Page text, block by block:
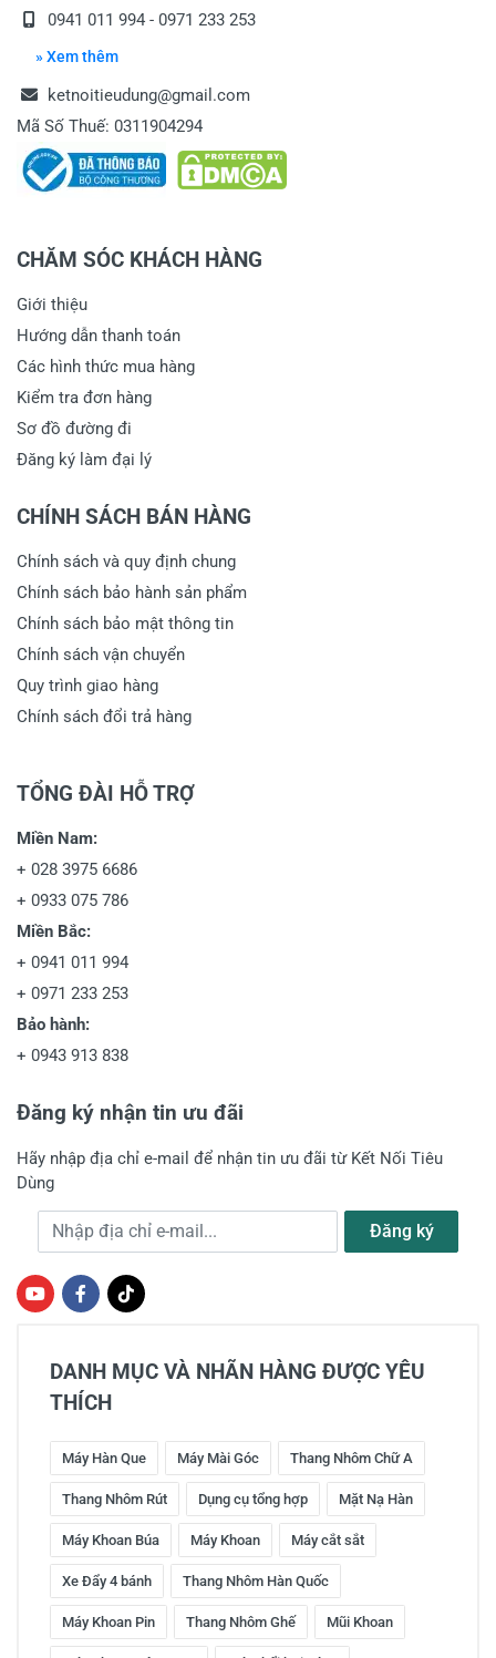
0941 011 994 - 0971 233 253
» Xem thêm
ketnoitieudung@gmail.com
Mã Số Thuế: 0311904294
CHĂM SÓC KHÁCH HÀNG
Giới thiệu
Hướng dẫn thanh toán
Các hình thức mua hàng
Kiểm tra đơn hàng
Sơ đồ đường đi
Đăng ký làm đại lý
CHÍNH SÁCH BÁN HÀNG
Chính sách và quy định chung
Chính sách bảo hành sản phẩm
Chính sách bảo mật thông tin
Chính sách vận chuyển
Quy trình giao hàng
Chính sách đổi trả hàng
TỔNG ĐÀI HỖ TRỢ
Miền Nam:
+ 028 3975 6686
+ 0933 075 786
Miền Bắc:
+ 0941 011 994
+ 0971 233 253
Bảo hành:
+ 0943 913 838
Đăng ký nhận tin ưu đãi
Hãy nhập địa chỉ e-mail để nhận tin ưu đãi từ Kết Nối Tiêu
Dùng
Địa chỉ e-mail Đăng ký
DANH MỤC VÀ NHÃN HÀNG ĐƯỢC YÊU
THÍCH
Máy Hàn Que Máy Mài Góc Thang Nhôm Chữ A
Thang Nhôm Rút Dụng cụ tổng hợp Mặt Nạ Hàn
Máy Khoan Búa Máy Khoan Máy cắt sắt
Xe Đẩy 4 bánh Thang Nhôm Hàn Quốc
Máy Khoan Pin Thang Nhôm Ghế Mũi Khoan